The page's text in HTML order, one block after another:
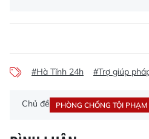
#Hà Tĩnh 24h #Trợ giúp
Chủ đề PHÒNG CHỐNG TỘI PHẠM